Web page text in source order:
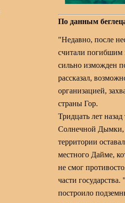
По данным
"Недавно, после
считали погибшим
сильно изможден
рассказал,
организацией,
страны Гор.
Тридцать лет
Солнечной Дымки,
территории
местного Дайме,
не смог
части
построило